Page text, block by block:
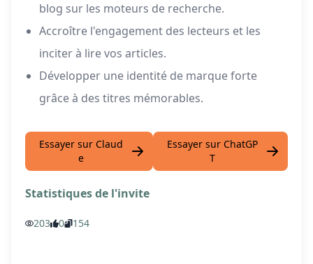
blog sur les moteurs de recherche.
Accroître l'engagement des lecteurs et les
inciter à lire vos articles.
Développer une identité de marque forte
grâce à des titres mémorables.
Essayer sur Claud
e
Essayer sur ChatGP
T
Statistiques de l'invite
203 0 154